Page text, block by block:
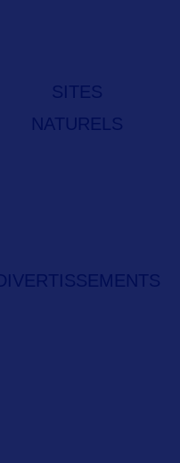
SITES
NATURELS